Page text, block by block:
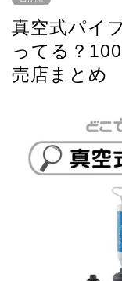
真空式パイ
ってる？
売店まとめ